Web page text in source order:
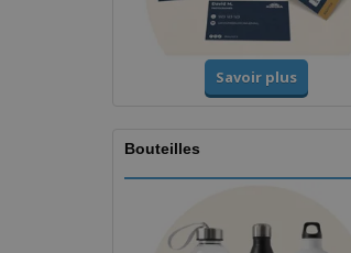
Savoir plus
Bouteilles